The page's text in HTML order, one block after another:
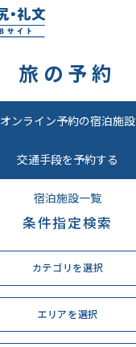
旅の予約
宿泊施設一覧
オンライン予約の宿泊施設
交通手段を予約する
条件指定検索
カテゴリを選択
エリアを選択